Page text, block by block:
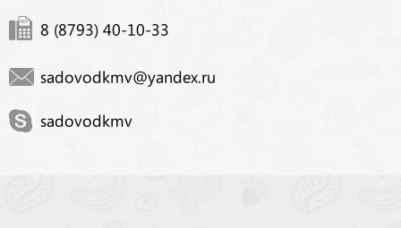
8 (8793) 40-10-33
sadovodkmv@yandex.ru
sadovodkmv